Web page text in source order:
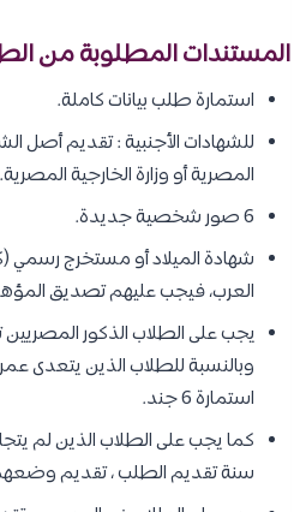
المستندات المطلوبة من
استمارة طلب بيانات كاملة.
للشهادات الأجنبية : تقديم أصل
المصرية أو وزارة الخارجية المصرية.
6 صور شخصية جديدة.
شهادة الميلاد أو مستخرج رسمي
العرب، فيجب عليهم تصديق
استمارة 6 جند.
سنة تقديم الطلب ، تقديم